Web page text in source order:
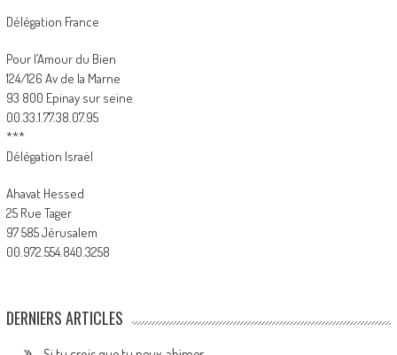
Délégation France
Pour l’Amour du Bien
124/126 Av de la Marne
93 800 Epinay sur seine
00.33.1.77.38.07.95
***
Délégation Israël
Ahavat Hessed
25 Rue Tager
97 585 Jérusalem
00.972.554.840.3258
DERNIERS ARTICLES